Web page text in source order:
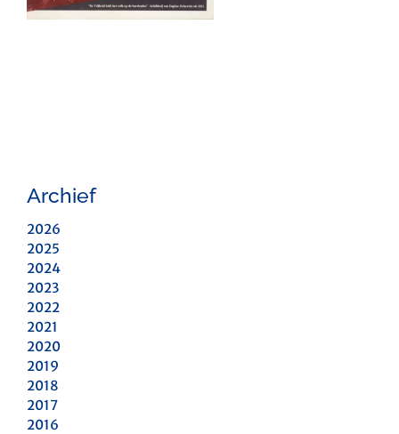
Archief
2026
2025
2024
2023
2022
2021
2020
2019
2018
2017
2016